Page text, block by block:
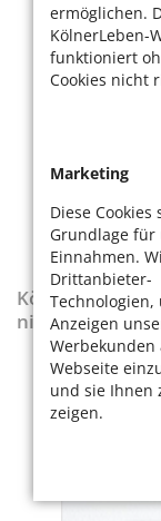
ermöglichen.
KölnerLeben-
funktioniert
Cookies nicht
Marketing
Diese Cookies
Grundlage für
Einnahmen.
Drittanbieter-
Technologien,
Anzeigen
Werbekunden
Webseite
und sie Ihnen
zeigen.
KölnerLeben-
nicht reicht“